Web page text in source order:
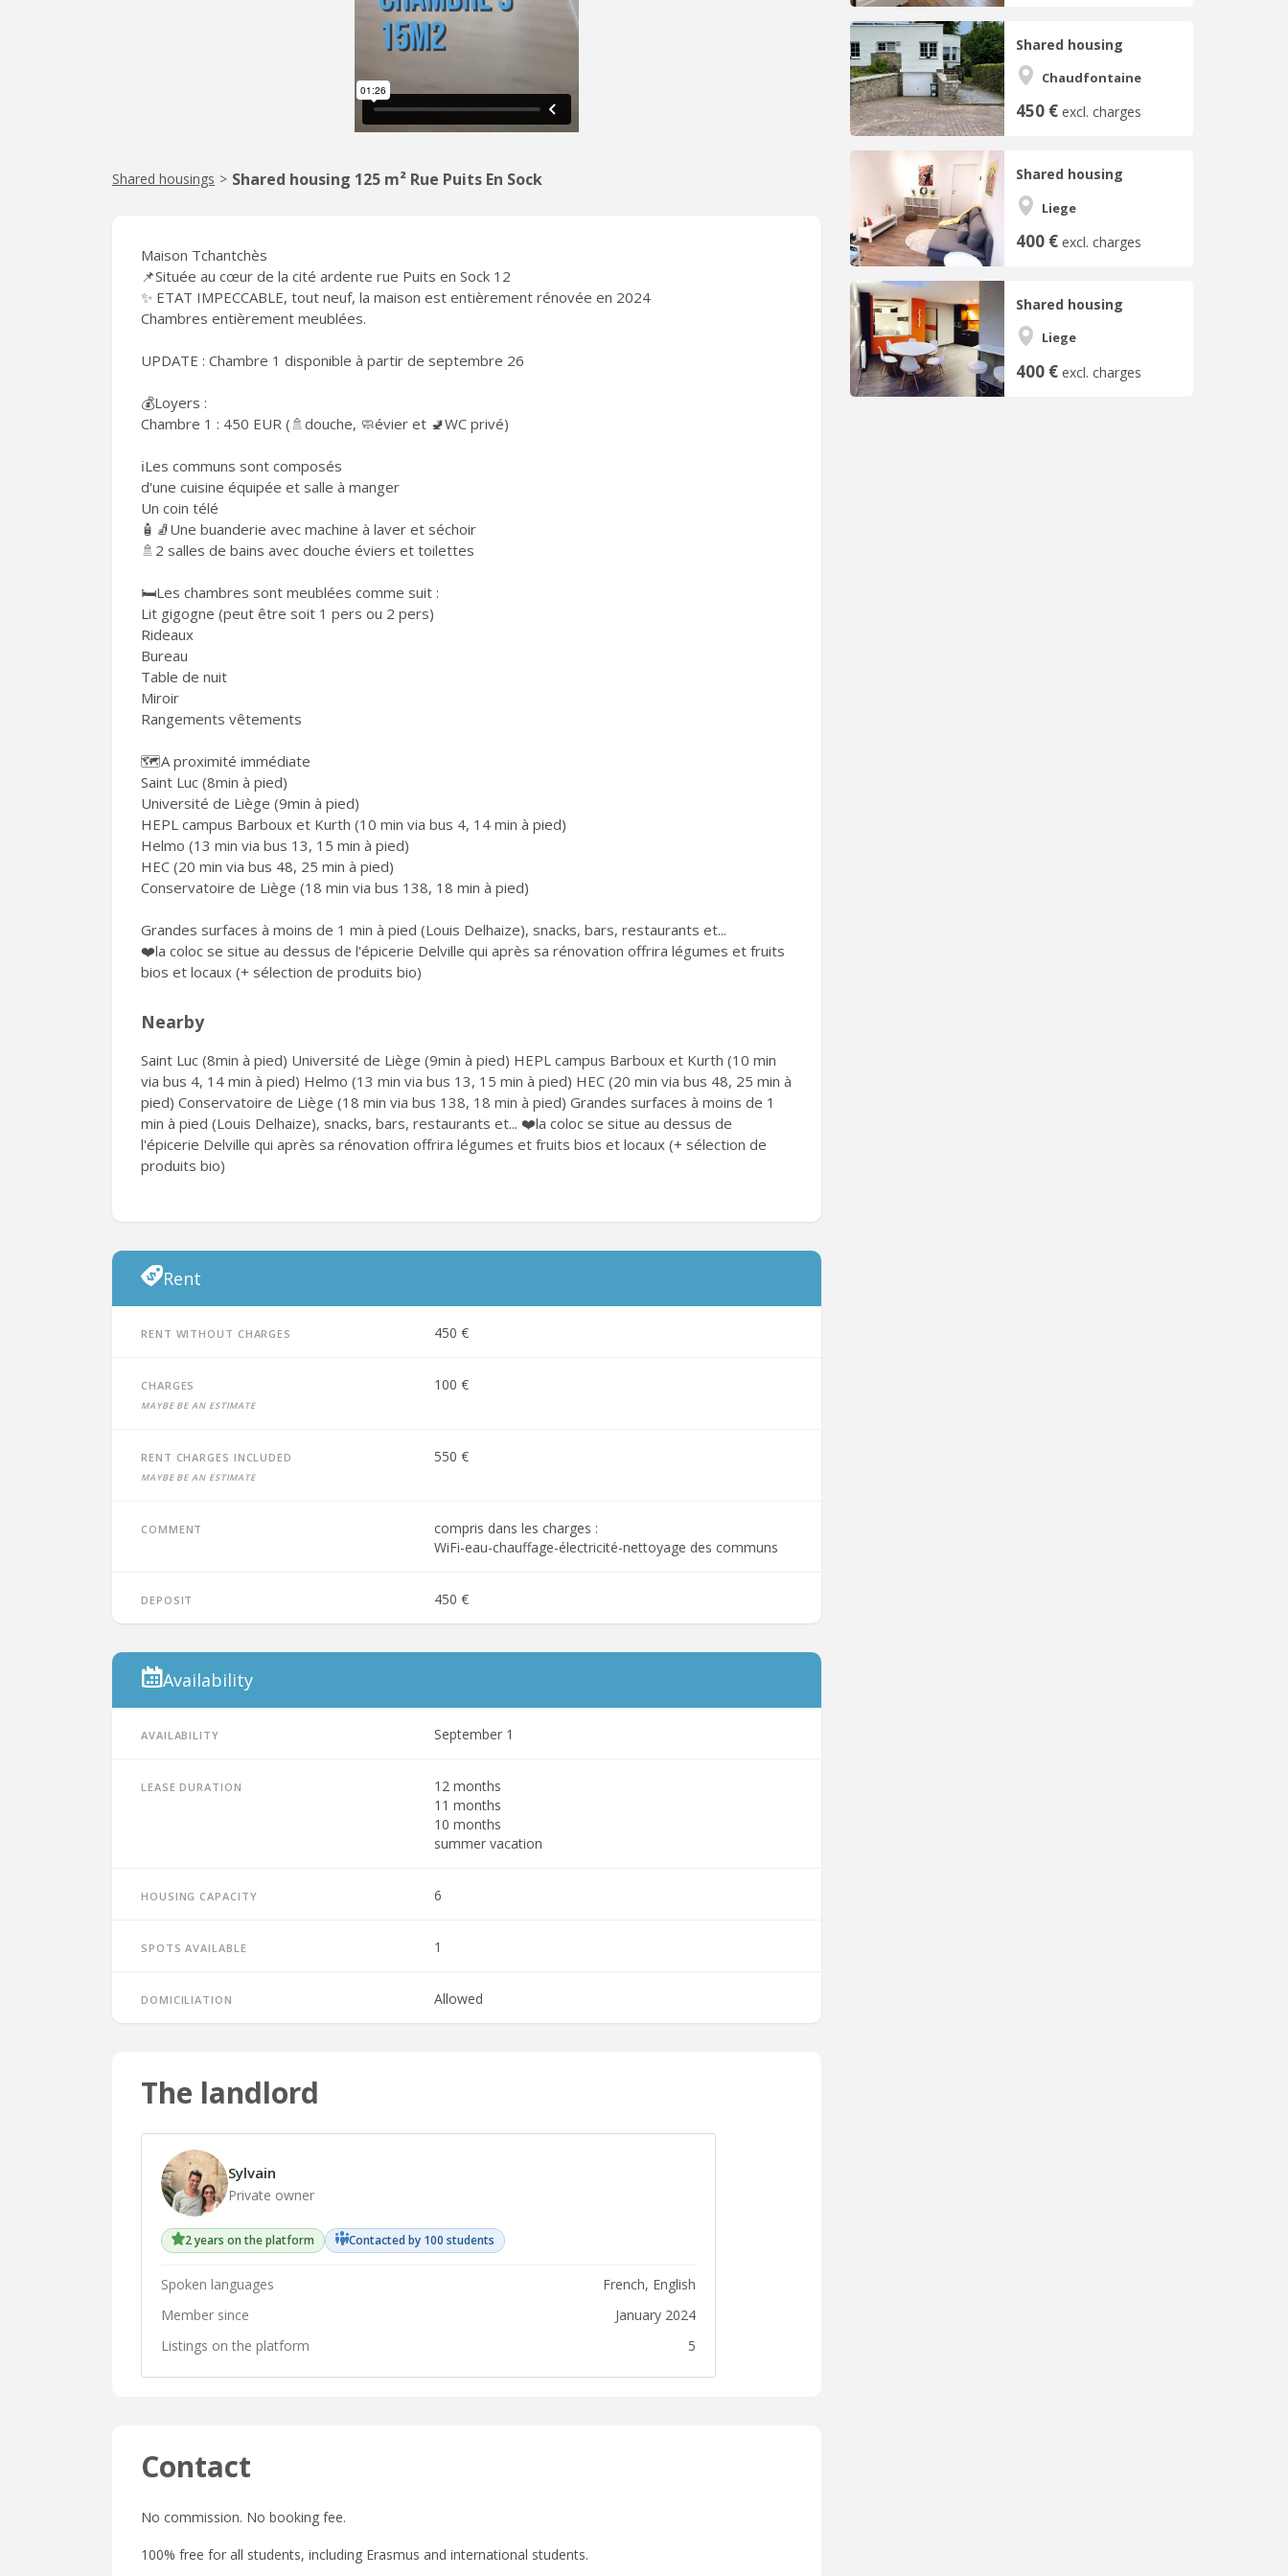
Shared housing
Chaudfontaine
450 € excl. charges
Shared housing
Liege
400 € excl. charges
Shared housing
Liege
400 € excl. charges
Shared housings > Shared housing 125 m² Rue Puits En Sock
Maison Tchantchès
📌Située au cœur de la cité ardente rue Puits en Sock 12
✨ ETAT IMPECCABLE, tout neuf, la maison est entièrement rénovée en 2024
Chambres entièrement meublées.
UPDATE : Chambre 1 disponible à partir de septembre 26
💰Loyers :
Chambre 1 : 450 EUR (🚿douche, 🧼évier et 🚽WC privé)
ℹ️Les communs sont composés
d'une cuisine équipée et salle à manger
Un coin télé
🧴🧦Une buanderie avec machine à laver et séchoir
🚿2 salles de bains avec douche éviers et toilettes
🛏️Les chambres sont meublées comme suit :
Lit gigogne (peut être soit 1 pers ou 2 pers)
Rideaux
Bureau
Table de nuit
Miroir
Rangements vêtements
🗺️A proximité immédiate
Saint Luc (8min à pied)
Université de Liège (9min à pied)
HEPL campus Barboux et Kurth (10 min via bus 4, 14 min à pied)
Helmo (13 min via bus 13, 15 min à pied)
HEC (20 min via bus 48, 25 min à pied)
Conservatoire de Liège (18 min via bus 138, 18 min à pied)
Grandes surfaces à moins de 1 min à pied (Louis Delhaize), snacks, bars, restaurants et...
❤️la coloc se situe au dessus de l'épicerie Delville qui après sa rénovation offrira légumes et fruits
bios et locaux (+ sélection de produits bio)
Nearby
Saint Luc (8min à pied) Université de Liège (9min à pied) HEPL campus Barboux et Kurth (10 min
via bus 4, 14 min à pied) Helmo (13 min via bus 13, 15 min à pied) HEC (20 min via bus 48, 25 min à
pied) Conservatoire de Liège (18 min via bus 138, 18 min à pied) Grandes surfaces à moins de 1
min à pied (Louis Delhaize), snacks, bars, restaurants et... ❤️la coloc se situe au dessus de
l'épicerie Delville qui après sa rénovation offrira légumes et fruits bios et locaux (+ sélection de
produits bio)
Rent
Rent without charges 450 €
Charges
Maybe be an estimate
100 €
Rent charges included
Maybe be an estimate
550 €
Comment
compris dans les charges :
WiFi-eau-chauffage-électricité-nettoyage des communs
Deposit 450 €
Availability
Availability September 1
Lease duration
12 months
11 months
10 months
summer vacation
Housing capacity 6
Spots available 1
Domiciliation Allowed
The landlord
Sylvain
Private owner
2 years on the platform Contacted by 100 students
Spoken languages
French, English
Member since
January 2024
Listings on the platform
5
Contact
No commission. No booking fee.
100% free for all students, including Erasmus and international students.